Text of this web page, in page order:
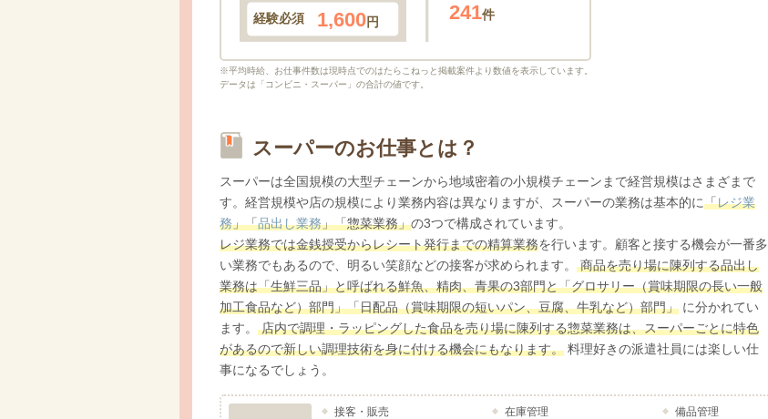
経験必須 1,600円 241件
※平均時給、お仕事件数は現時点でのはたらこねっと掲載案件より数値を表示しています。
データは「コンビニ・スーパー」の合計の値です。
スーパーのお仕事とは？
スーパーは全国規模の大型チェーンから地域密着の小規模チェーンまで経営規模はさまざまで
す。経営規模や店の規模により業務内容は異なりますが、スーパーの業務は基本的に「レジ業
務」「品出し業務」「惣菜業務」の3つで構成されています。
レジ業務では金銭授受からレシート発行までの精算業務を行います。顧客と接する機会が一番多
い業務でもあるので、明るい笑顔などの接客が求められます。 商品を売り場に陳列する品出し
業務は「生鮮三品」と呼ばれる鮮魚、精肉、青果の3部門と「グロサリー（賞味期限の長い一般
加工食品など）部門」「日配品（賞味期限の短いパン、豆腐、牛乳など）部門」 に分かれてい
ます。 店内で調理・ラッピングした食品を売り場に陳列する惣菜業務は、スーパーごとに特色
があるので新しい調理技術を身に付ける機会にもなります。 料理好きの派遣社員には楽しい仕
事になるでしょう。
接客・販売
在庫管理
備品管理